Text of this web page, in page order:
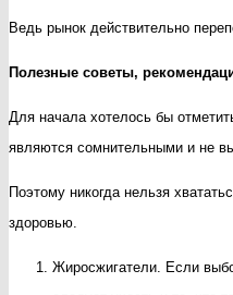
Ведь рынок действительно
Полезные советы,
Для начала хотелось бы
являются сомнительными и не
Поэтому никогда нельзя
здоровью.
Жиросжигатели. Если